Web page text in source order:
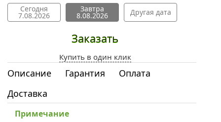
Сегодня
7.08.2026
Завтра
8.08.2026 Другая дата
Заказать
Купить в один клик
Описание Гарантия
Оплата
Доставка
Примечание